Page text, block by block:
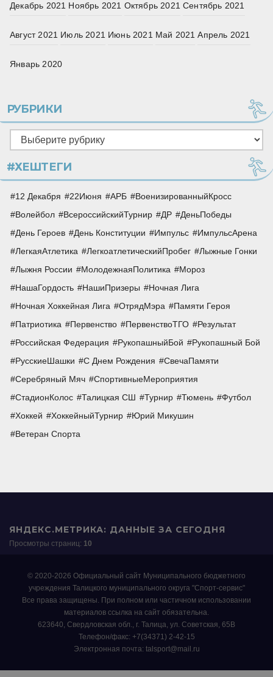
Декабрь 2021 Ноябрь 2021 Октябрь 2021 Сентябрь 2021
Август 2021 Июль 2021 Июнь 2021 Май 2021 Апрель 2021
Январь 2020
РУБРИКИ
Рубрики
#ХЕШТЕГИ
12 Декабря 22Июня АРБ
ВоенизированныйКросс
Волейбол
ВсероссийскийТурнир ДР
ДеньПобеды
День Героев
День Конституции Импульс
ИмпульсАрена
ЛегкаяАтлетика
ЛегкоатлетическийПробег
Лыжные Гонки
Лыжня России
МолодежнаяПолитика
Мороз
НашаГордость
НашиПризеры
Ночная Лига
Ночная Хоккейная Лига
ОтрядМэра
Памяти Героя
Патриотика
Первенство ПервенствоТГО
Результат
Российская Федерация
РукопашныйБой
Рукопашный Бой
РусскиеШашки
С Днем Рождения
СвечаПамяти
Серебряный Мяч
СпортивныеМероприятия
СтадионКолос
Талицкая СШ Турнир Тюмень
Футбол
Хоккей
ХоккейныйТурнир
Юрий Микушин
Ветеран Спорта
ЯНДЕКС.МЕТРИКА: ДАННЫЕ ЗА СЕГОДНЯ
Просмотры страниц: 10
© 2020-2026 Официальный сайт Муниципального бюджетного
учреждения Талицкого муниципального округа "Спорт-сервис"
Все права защищены. При полном или частичном использовании
материалов ссылка на сайт обязательна.
623640, Свердловская обл., г. Талица, ул. Советская, 65В
Телефон/факс: +7(34371) 2-42-15
Электронная почта: talsport@mail.ru